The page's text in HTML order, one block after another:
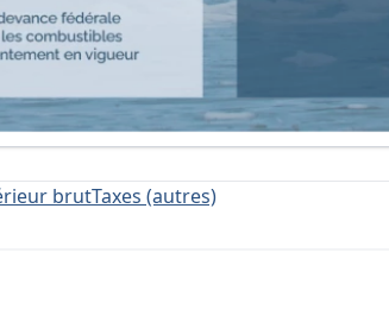
brutTaxes (autres)